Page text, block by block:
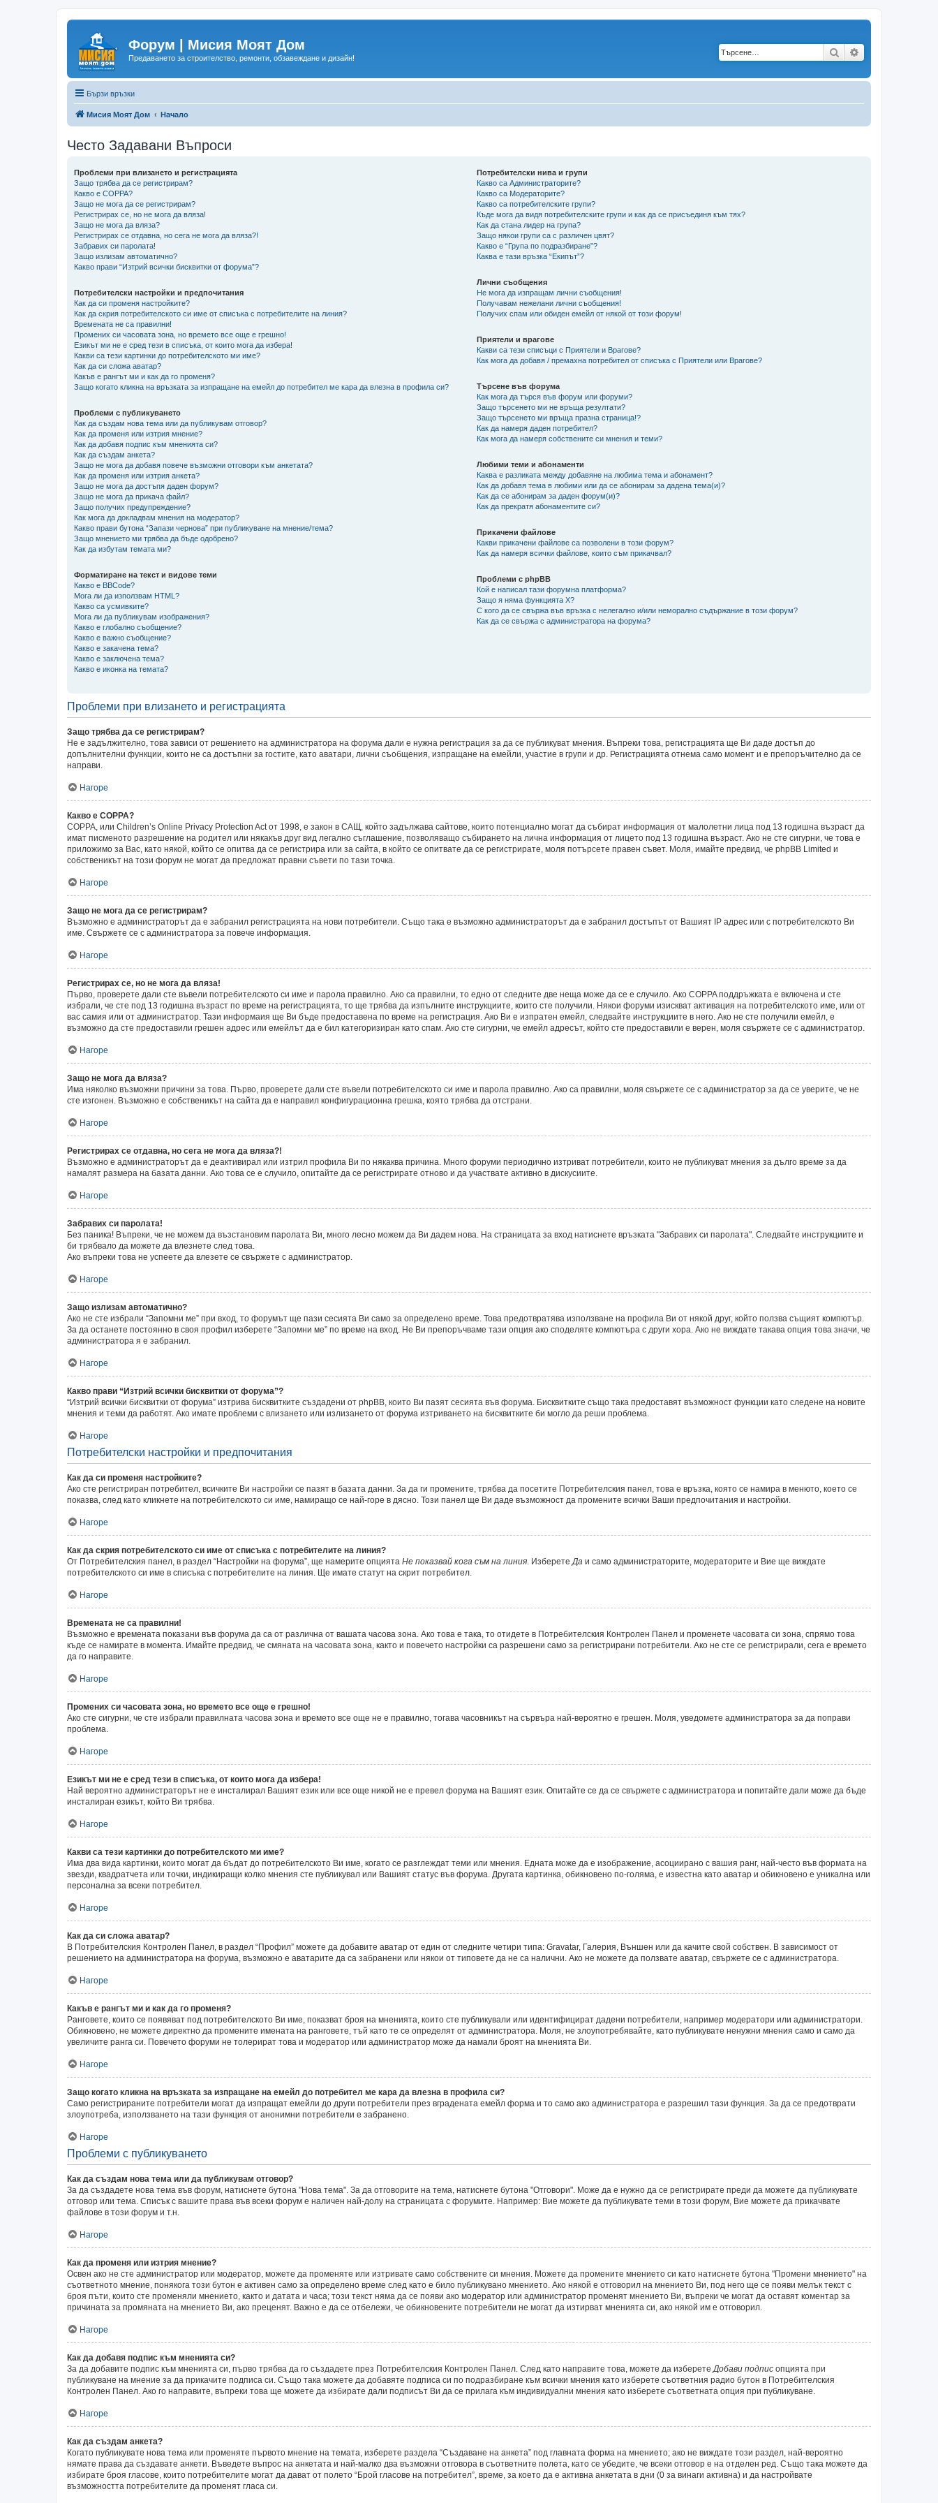
Форум | Мисия Моят Дом
Предаването за строителство, ремонти, обзавеждане и дизайн! Търсене
Бързи връзки
Мисия Моят Дом Начало
Често Задавани Въпроси
Проблеми при влизането и регистрацията
Защо трябва да се регистрирам?
Какво е COPPA?
Защо не мога да се регистрирам?
Регистрирах се, но не мога да вляза!
Защо не мога да вляза?
Регистрирах се отдавна, но сега не мога да вляза?!
Забравих си паролата!
Защо излизам автоматично?
Какво прави “Изтрий всички бисквитки от форума”?
Потребителски настройки и предпочитания
Как да си променя настройките?
Как да скрия потребителското си име от списъка с потребителите на линия?
Времената не са правилни!
Промених си часовата зона, но времето все още е грешно!
Езикът ми не е сред тези в списъка, от които мога да избера!
Какви са тези картинки до потребителското ми име?
Как да си сложа аватар?
Какъв е рангът ми и как да го променя?
Защо когато кликна на връзката за изпращане на емейл до потребител ме кара да влезна в профила си?
Проблеми с публикуването
Как да създам нова тема или да публикувам отговор?
Как да променя или изтрия мнение?
Как да добавя подпис към мненията си?
Как да създам анкета?
Защо не мога да добавя повече възможни отговори към анкетата?
Как да променя или изтрия анкета?
Защо не мога да достъпя даден форум?
Защо не мога да прикача файл?
Защо получих предупреждение?
Как мога да докладвам мнения на модератор?
Какво прави бутона “Запази чернова” при публикуване на мнение/тема?
Защо мнението ми трябва да бъде одобрено?
Как да избутам темата ми?
Форматиране на текст и видове теми
Какво е BBCode?
Мога ли да използвам HTML?
Какво са усмивките?
Мога ли да публикувам изображения?
Какво е глобално съобщение?
Какво е важно съобщение?
Какво е закачена тема?
Какво е заключена тема?
Какво е иконка на темата?
Потребителски нива и групи
Какво са Администраторите?
Какво са Модераторите?
Какво са потребителските групи?
Къде мога да видя потребителските групи и как да се присъединя към тях?
Как да стана лидер на група?
Защо някои групи са с различен цвят?
Какво е “Група по подразбиране”?
Каква е тази връзка “Екипът”?
Лични съобщения
Не мога да изпращам лични съобщения!
Получавам нежелани лични съобщения!
Получих спам или обиден емейл от някой от този форум!
Приятели и врагове
Какви са тези списъци с Приятели и Врагове?
Как мога да добавя / премахна потребител от списъка с Приятели или Врагове?
Търсене във форума
Как мога да търся във форум или форуми?
Защо търсенето ми не връща резултати?
Защо търсенето ми връща празна страница!?
Как да намеря даден потребител?
Как мога да намеря собствените си мнения и теми?
Любими теми и абонаменти
Каква е разликата между добавяне на любима тема и абонамент?
Как да добавя тема в любими или да се абонирам за дадена тема(и)?
Как да се абонирам за даден форум(и)?
Как да прекратя абонаментите си?
Прикачени файлове
Какви прикачени файлове са позволени в този форум?
Как да намеря всички файлове, които съм прикачвал?
Проблеми с phpBB
Кой е написал тази форумна платформа?
Защо я няма функцията X?
С кого да се свържа във връзка с нелегално и/или неморално съдържание в този форум?
Как да се свържа с администратора на форума?
Проблеми при влизането и регистрацията
Защо трябва да се регистрирам?
Не е задължително, това зависи от решението на администратора на форума дали е нужна регистрация за да се публикуват мнения. Въпреки това, регистрацията ще Ви даде достъп до
допълнителни функции, които не са достъпни за гостите, като аватари, лични съобщения, изпращане на емейли, участие в групи и др. Регистрацията отнема само момент и е препоръчително да се
направи.
Нагоре
Какво е COPPA?
COPPA, или Children’s Online Privacy Protection Act от 1998, е закон в САЩ, който задължава сайтове, които потенциално могат да събират информация от малолетни лица под 13 годишна възраст да
имат писменото разрешение на родител или някакъв друг вид легално съглашение, позволяващо събирането на лична информация от лицето под 13 годишна възраст. Ако не сте сигурни, че това е
приложимо за Вас, като някой, който се опитва да се регистрира или за сайта, в който се опитвате да се регистрирате, моля потърсете правен съвет. Моля, имайте предвид, че phpBB Limited и
собственикът на този форум не могат да предложат правни съвети по тази точка.
Нагоре
Защо не мога да се регистрирам?
Възможно е администраторът да е забранил регистрацията на нови потребители. Също така е възможно администраторът да е забранил достъпът от Вашият IP адрес или с потребителското Ви
име. Свържете се с администратора за повече информация.
Нагоре
Регистрирах се, но не мога да вляза!
Първо, проверете дали сте въвели потребителското си име и парола правилно. Ако са правилни, то едно от следните две неща може да се е случило. Ако COPPA поддръжката е включена и сте
избрали, че сте под 13 годишна възраст по време на регистрацията, то ще трябва да изпълните инструкциите, които сте получили. Някои форуми изискват активация на потребителското име, или от
вас самия или от администратор. Тази информаия ще Ви бъде предоставена по време на регистрация. Ако Ви е изпратен емейл, следвайте инструкциите в него. Ако не сте получили емейл, е
възможно да сте предоставили грешен адрес или емейлът да е бил категоризиран като спам. Ако сте сигурни, че емейл адресът, който сте предоставили е верен, моля свържете се с администратор.
Нагоре
Защо не мога да вляза?
Има няколко възможни причини за това. Първо, проверете дали сте въвели потребителското си име и парола правилно. Ако са правилни, моля свържете се с администратор за да се уверите, че не
сте изгонен. Възможно е собственикът на сайта да е направил конфигурационна грешка, която трябва да отстрани.
Нагоре
Регистрирах се отдавна, но сега не мога да вляза?!
Възможно е администраторът да е деактивирал или изтрил профила Ви по някаква причина. Много форуми периодично изтриват потребители, които не публикуват мнения за дълго време за да
намалят размера на базата данни. Ако това се е случило, опитайте да се регистрирате отново и да участвате активно в дискусиите.
Нагоре
Забравих си паролата!
Без паника! Въпреки, че не можем да възстановим паролата Ви, много лесно можем да Ви дадем нова. На страницата за вход натиснете връзката "Забравих си паролата". Следвайте инструкциите и
би трябвало да можете да влезнете след това.
Ако въпреки това не успеете да влезете се свържете с администратор.
Нагоре
Защо излизам автоматично?
Ако не сте избрали “Запомни ме” при вход, то форумът ще пази сесията Ви само за определено време. Това предотвратява използване на профила Ви от някой друг, който ползва същият компютър.
За да останете постоянно в своя профил изберете “Запомни ме” по време на вход. Не Ви препоръчваме тази опция ако споделяте компютъра с други хора. Ако не виждате такава опция това значи, че
администратора я е забранил.
Нагоре
Какво прави “Изтрий всички бисквитки от форума”?
“Изтрий всички бисквитки от форума” изтрива бисквитките създадени от phpBB, които Ви пазят сесията във форума. Бисквитките също така предоставят възможност функции като следене на новите
мнения и теми да работят. Ако имате проблеми с влизането или излизането от форума изтриването на бисквитките би могло да реши проблема.
Нагоре
Потребителски настройки и предпочитания
Как да си променя настройките?
Ако сте регистриран потребител, всичките Ви настройки се пазят в базата данни. За да ги промените, трябва да посетите Потребителския панел, това е връзка, която се намира в менюто, което се
показва, след като кликнете на потребителското си име, намиращо се най-горе в дясно. Този панел ще Ви даде възможност да промените всички Ваши предпочитания и настройки.
Нагоре
Как да скрия потребителското си име от списъка с потребителите на линия?
От Потребителския панел, в раздел “Настройки на форума”, ще намерите опцията Не показвай кога съм на линия . Изберете Да и само администраторите, модераторите и Вие ще виждате
потребителското си име в списъка с потребителите на линия. Ще имате статут на скрит потребител.
Нагоре
Времената не са правилни!
Възможно е времената показани във форума да са от различна от вашата часова зона. Ако това е така, то отидете в Потребителския Контролен Панел и променете часовата си зона, спрямо това
къде се намирате в момента. Имайте предвид, че смяната на часовата зона, както и повечето настройки са разрешени само за регистрирани потребители. Ако не сте се регистрирали, сега е времето
да го направите.
Нагоре
Промених си часовата зона, но времето все още е грешно!
Ако сте сигурни, че сте избрали правилната часова зона и времето все още не е правилно, тогава часовникът на сървъра най-вероятно е грешен. Моля, уведомете администратора за да поправи
проблема.
Нагоре
Езикът ми не е сред тези в списъка, от които мога да избера!
Най вероятно администраторът не е инсталирал Вашият език или все още никой не е превел форума на Вашият език. Опитайте се да се свържете с администратора и попитайте дали може да бъде
инсталиран езикът, който Ви трябва.
Нагоре
Какви са тези картинки до потребителското ми име?
Има два вида картинки, които могат да бъдат до потребителското Ви име, когато се разглеждат теми или мнения. Едната може да е изображение, асоциирано с вашия ранг, най-често във формата на
звезди, квадратчета или точки, индикиращи колко мнения сте публикувал или Вашият статус във форума. Другата картинка, обикновено по-голяма, е известна като аватар и обикновено е уникална или
персонална за всеки потребител.
Нагоре
Как да си сложа аватар?
В Потребителския Контролен Панел, в раздел “Профил” можете да добавите аватар от един от следните четири типа: Gravatar, Галерия, Външен или да качите свой собствен. В зависимост от
решението на администратора на форума, възможно е аватарите да са забранени или някои от типовете да не са налични. Ако не можете да ползвате аватар, свържете се с администратора.
Нагоре
Какъв е рангът ми и как да го променя?
Ранговете, които се появяват под потребителското Ви име, показват броя на мненията, които сте публикували или идентифицират дадени потребители, например модератори или администратори.
Обикновено, не можете директно да промените имената на ранговете, тъй като те се определят от администратора. Моля, не злоупотребявайте, като публикувате ненужни мнения само и само да
увеличите ранга си. Повечето форуми не толерират това и модератор или администратор може да намали броят на мненията Ви.
Нагоре
Защо когато кликна на връзката за изпращане на емейл до потребител ме кара да влезна в профила си?
Само регистрираните потребители могат да изпращат емейли до други потребители през вградената емейл форма и то само ако администратора е разрешил тази функция. За да се предотврати
злоупотреба, използването на тази функция от анонимни потребители е забранено.
Нагоре
Проблеми с публикуването
Как да създам нова тема или да публикувам отговор?
За да създадете нова тема във форум, натиснете бутона "Нова тема". За да отговорите на тема, натиснете бутона "Отговори". Може да е нужно да се регистрирате преди да можете да публикувате
отговор или тема. Списък с вашите права във всеки форум е наличен най-долу на страницата с форумите. Например: Вие можете да публикувате теми в този форум, Вие можете да прикачвате
файлове в този форум и т.н.
Нагоре
Как да променя или изтрия мнение?
Освен ако не сте администратор или модератор, можете да променяте или изтривате само собствените си мнения. Можете да промените мнението си като натиснете бутона "Промени мнението" на
съответното мнение, понякога този бутон е активен само за определено време след като е било публикувано мнението. Ако някой е отговорил на мнението Ви, под него ще се появи мелък текст с
броя пъти, които сте променяли мнението, както и датата и часа; този текст няма да се появи ако модератор или администратор променят мнението Ви, въпреки че могат да оставят коментар за
причината за промяната на мнението Ви, ако преценят. Важно е да се отбележи, че обикновените потребители не могат да изтирват мненията си, ако някой им е отговорил.
Нагоре
Как да добавя подпис към мненията си?
За да добавите подпис към мненията си, първо трябва да го създадете през Потребителския Контролен Панел. След като направите това, можете да изберете Добави подпис опцията при
публикуване на мнение за да прикачите подписа си. Също така можете да добавяте подписа си по подразбиране към всички мнения като изберете съответния радио бутон в Потребителския
Контролен Панел. Ако го направите, въпреки това ще можете да избирате дали подписът Ви да се прилага към индивидуални мнения като изберете съответната опция при публикуване.
Нагоре
Как да създам анкета?
Когато публикувате нова тема или променяте първото мнение на темата, изберете раздела “Създаване на анкета” под главната форма на мнението; ако не виждате този раздел, най-вероятно
нямате права да създавате анкети. Въведете въпрос на анкетата и най-малко два възможни отговора в съответните полета, като се убедите, че всеки отговор е на отделен ред. Също така можете да
избирате броя гласове, които потребителите могат да дават от полето “Брой гласове на потребител”, време, за което да е активна анкетата в дни (0 за винаги активна) и да настройвате
възможността потребителите да променят гласа си.